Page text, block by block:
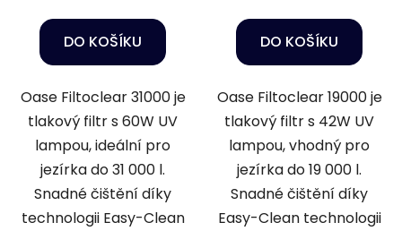
DO KOŠÍKU
Oase Filtoclear 31000 je
tlakový filtr s 60W UV
lampou, ideální pro
jezírka do 31 000 l.
Snadné čištění díky
technologii Easy-Clean
DO KOŠÍKU
Oase Filtoclear 19000 je
tlakový filtr s 42W UV
lampou, vhodný pro
jezírka do 19 000 l.
Snadné čištění díky
Easy-Clean technologii